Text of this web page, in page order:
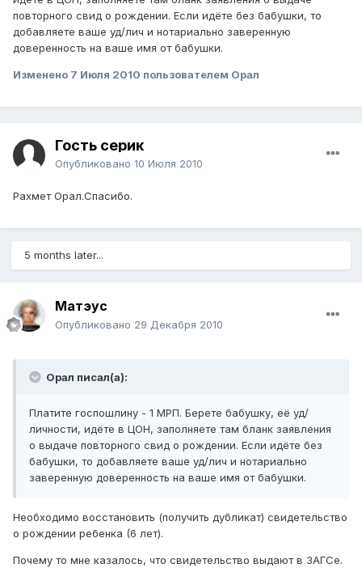
повторного свид о рождении. Если идёте без бабушки, то
добавляете ваше уд/лич и нотариально заверенную
доверенность на ваше имя от бабушки.
Изменено 7 Июля 2010 пользователем Орал
Гость серик
Опубликовано 10 Июля 2010
Рахмет Орал.Спасибо.
5 months later...
Матэус
Опубликовано 29 Декабря 2010
Орал писал(а):
Платите госпошлину - 1 МРП. Берете бабушку, её уд/
личности, идёте в ЦОН, заполняете там бланк заявления
о выдаче повторного свид о рождении. Если идёте без
бабушки, то добавляете ваше уд/лич и нотариально
заверенную доверенность на ваше имя от бабушки.
Необходимо восстановить (получить дубликат) свидетельство
о рождении ребенка (6 лет).
Почему то мне казалось, что свидетельство выдают в ЗАГСе.